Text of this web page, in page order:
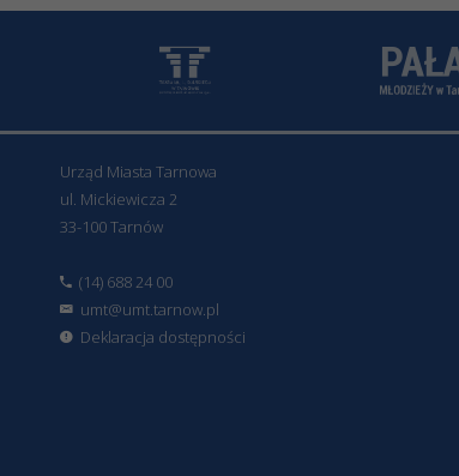
Urząd Miasta Tarnowa
ul. Mickiewicza 2
33-100 Tarnów
(14) 688 24 00
umt@umt.tarnow.pl
Deklaracja dostępności